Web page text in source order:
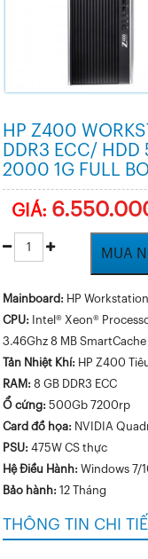
HP Z400
DDR3 ECC/
2000 1G FULL
GIÁ:
MUA
Mainboard: HP
CPU: Intel® Xeon®
3.46Ghz 8 MB SmartCache
Tản Nhiệt Khí: HP Z400
RAM: 8 GB DDR3 ECC
Ổ cứng: 500Gb 7200rp
Card đồ họa: NVIDIA
PSU: 475W CS thực
Hệ Điều Hành: Windows 7/
Bảo hành: 12 Tháng
THÔNG TIN CHI